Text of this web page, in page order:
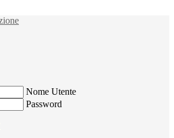
Nome Utente
Password